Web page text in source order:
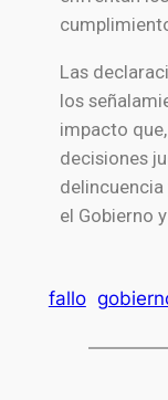
Las
los
impacto
decisiones
el Gobierno
fallo